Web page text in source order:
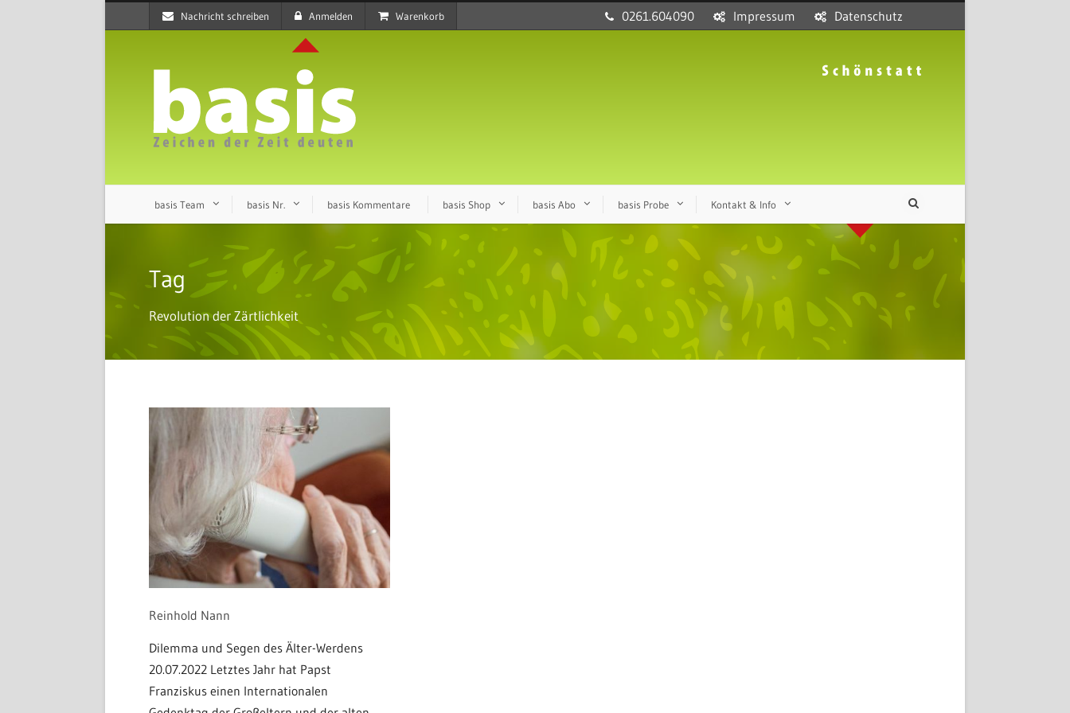
Nachricht schreiben Anmelden Warenkorb 0261.604090 Impressum Datenschutz
basis Team basis Nr. basis Kommentare basis Shop basis Abo basis Probe Kontakt & Info
Tag
Revolution der Zärtlichkeit
Reinhold Nann
Dilemma und Segen des Älter-Werdens
20.07.2022 Letztes Jahr hat Papst
Franziskus einen Internationalen